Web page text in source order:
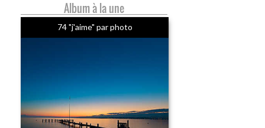
Album à la une
74 "j'aime" par photo